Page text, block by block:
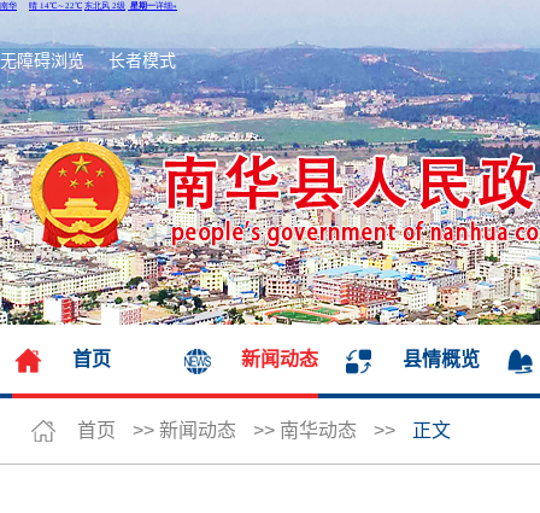
无障碍浏览 长者模式
首页 新闻动态 县情概览
首页 >> 新闻动态 >> 南华动态 >> 正文